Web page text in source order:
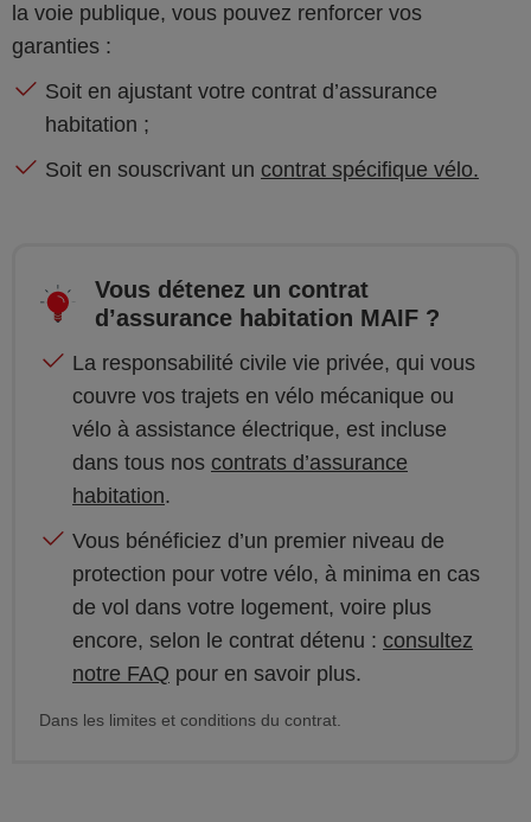
la voie publique, vous pouvez renforcer vos
garanties :
Soit en ajustant votre contrat d’assurance
habitation ;
Soit en souscrivant un contrat spécifique vélo.
Vous détenez un contrat
d’assurance habitation MAIF ?
La responsabilité civile vie privée, qui vous
couvre vos trajets en vélo mécanique ou
vélo à assistance électrique, est incluse
dans tous nos contrats d’assurance
habitation.
Vous bénéficiez d’un premier niveau de
protection pour votre vélo, à minima en cas
de vol dans votre logement, voire plus
encore, selon le contrat détenu : consultez
notre FAQ pour en savoir plus.
Dans les limites et conditions du contrat.